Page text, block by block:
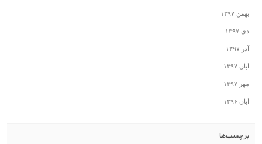
بهمن ۱۳۹۷
دی ۱۳۹۷
آذر ۱۳۹۷
آبان ۱۳۹۷
مهر ۱۳۹۷
آبان ۱۳۹۶
برچسب‌ها